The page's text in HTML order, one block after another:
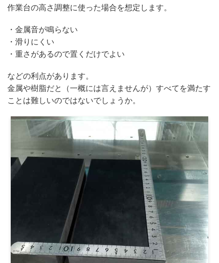
作業台の高さ調整に使った場合を想定します。
・金属音が鳴らない
・滑りにくい
・重さがあるので置くだけでよい
などの利点があります。
金属や樹脂だと（一概には言えませんが）すべてを満たす
ことは難しいのではないでしょうか。